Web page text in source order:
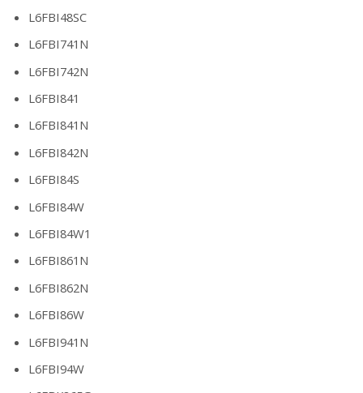
L6FBI48SC
L6FBI741N
L6FBI742N
L6FBI841
L6FBI841N
L6FBI842N
L6FBI84S
L6FBI84W
L6FBI84W1
L6FBI861N
L6FBI862N
L6FBI86W
L6FBI941N
L6FBI94W